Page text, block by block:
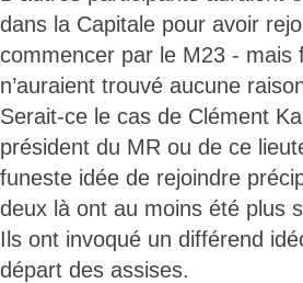
dans la Capitale pour avoir
commencer par le M23 - mais
n’auraient trouvé aucune
Serait-ce le cas de Clément
président du MR ou de ce
funeste idée de rejoindre
deux là ont au moins été plus
Ils ont invoqué un différend
départ des assises.